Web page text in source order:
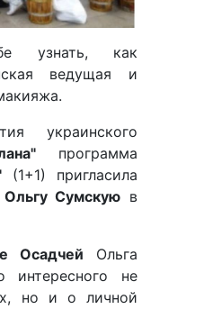
узнать, как
ведущая и
украинского
программа
(1+1) пригласила
Ольгу Сумскую в
Осадчей Ольга
интересного не
но и о личной